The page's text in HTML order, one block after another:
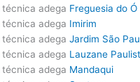
adega Freguesia do Ó
adega Imirim
adega Jardim São
adega Lauzane
adega Mandaqui